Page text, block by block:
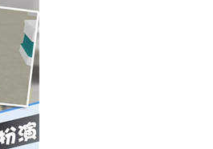
体验
模打造的动漫恋爱模拟游戏，凭借
动玩法，成为近期备受关注的二次
原东京街景的虚拟都市中，霓虹闪
的校园场景与繁华商业区共同构建